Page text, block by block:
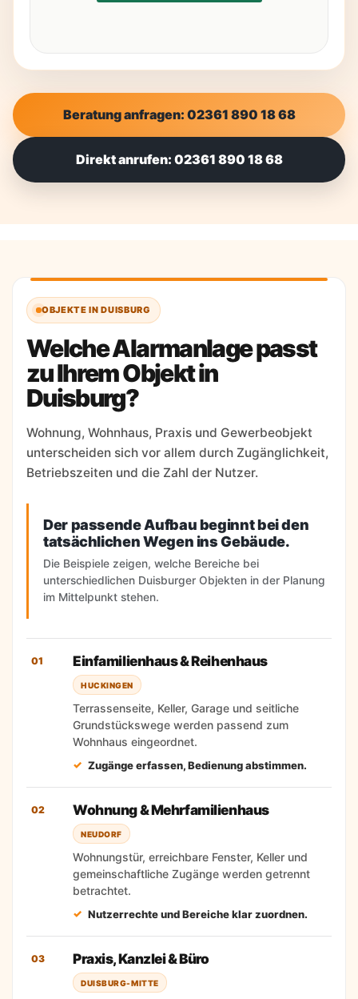
Beratung anfragen: 02361 890 18 68
Direkt anrufen: 02361 890 18 68
OBJEKTE IN DUISBURG
Welche Alarmanlage passt
zu Ihrem Objekt in
Duisburg?
Wohnung, Wohnhaus, Praxis und Gewerbeobjekt
unterscheiden sich vor allem durch Zugänglichkeit,
Betriebszeiten und die Zahl der Nutzer.
Der passende Aufbau beginnt bei den
tatsächlichen Wegen ins Gebäude.
Die Beispiele zeigen, welche Bereiche bei
unterschiedlichen Duisburger Objekten in der Planung
im Mittelpunkt stehen.
01 Einfamilienhaus & Reihenhaus
HUCKINGEN
Terrassenseite, Keller, Garage und seitliche
Grundstückswege werden passend zum
Wohnhaus eingeordnet.
Zugänge erfassen, Bedienung abstimmen.
02 Wohnung & Mehrfamilienhaus
NEUDORF
Wohnungstür, erreichbare Fenster, Keller und
gemeinschaftliche Zugänge werden getrennt
betrachtet.
Nutzerrechte und Bereiche klar zuordnen.
03 Praxis, Kanzlei & Büro
DUISBURG-MITTE